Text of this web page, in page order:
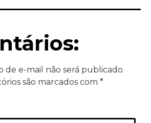
de e-mail não será publicado.
são marcados com *